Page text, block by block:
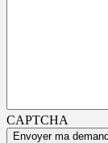
CAPTCHA